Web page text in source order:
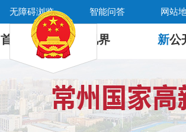
无障碍浏览 智能问答 网站
首 页 新 视界 新公